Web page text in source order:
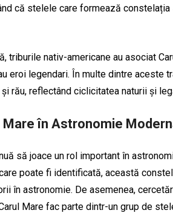
că stelele care formează constelația
triburile nativ-americane au asociat
eroi legendari. În multe dintre aceste
rău, reflectând ciclicitatea naturii și
Mare în Astronomie
să joace un rol important în
poate fi identificată, această
în astronomie. De asemenea,
Mare fac parte dintr-un grup de